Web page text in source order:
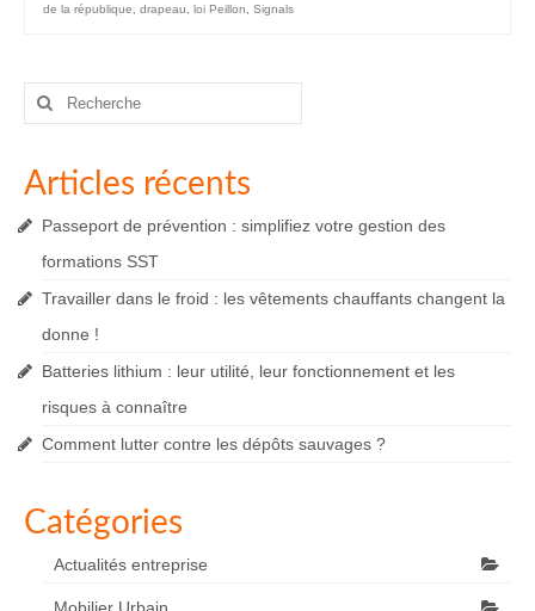
de la république
drapeau loi Peillon Signals
Rechercher
Articles récents
Passeport de prévention : simplifiez votre gestion des
formations SST
Travailler dans le froid : les vêtements chauffants changent la
donne !
Batteries lithium : leur utilité, leur fonctionnement et les
risques à connaître
Comment lutter contre les dépôts sauvages ?
Catégories
Actualités entreprise
Mobilier Urbain